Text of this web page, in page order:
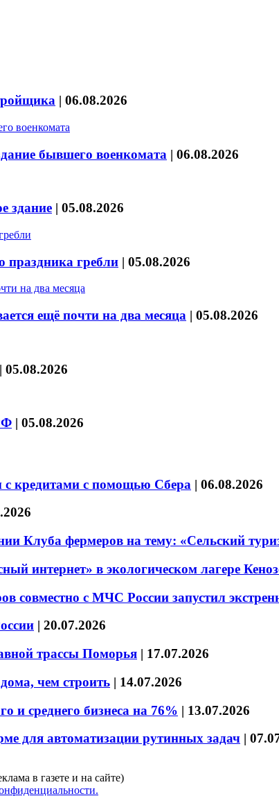
| 06.08.2026
бывшего военкомата | 06.08.2026
здание | 05.08.2026
праздника гребли | 05.08.2026
ещё почти на два месяца | 05.08.2026
| 05.08.2026
| 05.08.2026
кредитами с помощью Сбера | 06.08.2026
Клуба фермеров на тему: «Сельский
интернет» в экологическом лагере
совместно с МЧС России запустил
| 20.07.2026
трассы Поморья | 17.07.2026
чем строить | 14.07.2026
и среднего бизнеса на 76% | 13.07.2026
для автоматизации рутинных задач |
в газете и на сайте)